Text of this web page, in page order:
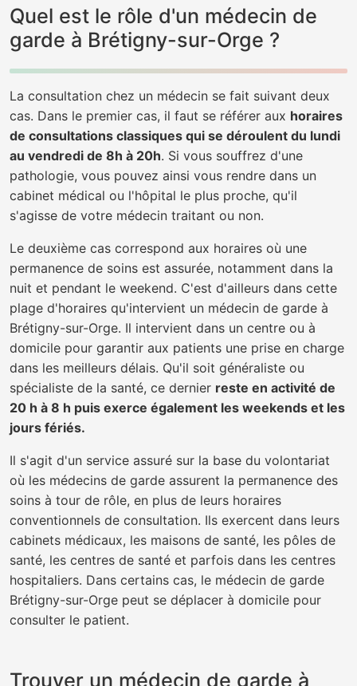
Quel est le rôle d'un médecin de
garde à Brétigny-sur-Orge ?
La consultation chez un médecin se fait suivant deux
cas. Dans le premier cas, il faut se référer aux horaires
de consultations classiques qui se déroulent du lundi
au vendredi de 8h à 20h. Si vous souffrez d'une
pathologie, vous pouvez ainsi vous rendre dans un
cabinet médical ou l'hôpital le plus proche, qu'il
s'agisse de votre médecin traitant ou non.
Le deuxième cas correspond aux horaires où une
permanence de soins est assurée, notamment dans la
nuit et pendant le weekend. C'est d'ailleurs dans cette
plage d'horaires qu'intervient un médecin de garde à
Brétigny-sur-Orge. Il intervient dans un centre ou à
domicile pour garantir aux patients une prise en charge
dans les meilleurs délais. Qu'il soit généraliste ou
spécialiste de la santé, ce dernier reste en activité de
20 h à 8 h puis exerce également les weekends et les
jours fériés.
Il s'agit d'un service assuré sur la base du volontariat
où les médecins de garde assurent la permanence des
soins à tour de rôle, en plus de leurs horaires
conventionnels de consultation. Ils exercent dans leurs
cabinets médicaux, les maisons de santé, les pôles de
santé, les centres de santé et parfois dans les centres
hospitaliers. Dans certains cas, le médecin de garde
Brétigny-sur-Orge peut se déplacer à domicile pour
consulter le patient.
Trouver un médecin de garde à